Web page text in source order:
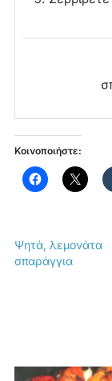
Κοινοποιήστε:
Ψητά, λεμονάτα
σπαράγγια